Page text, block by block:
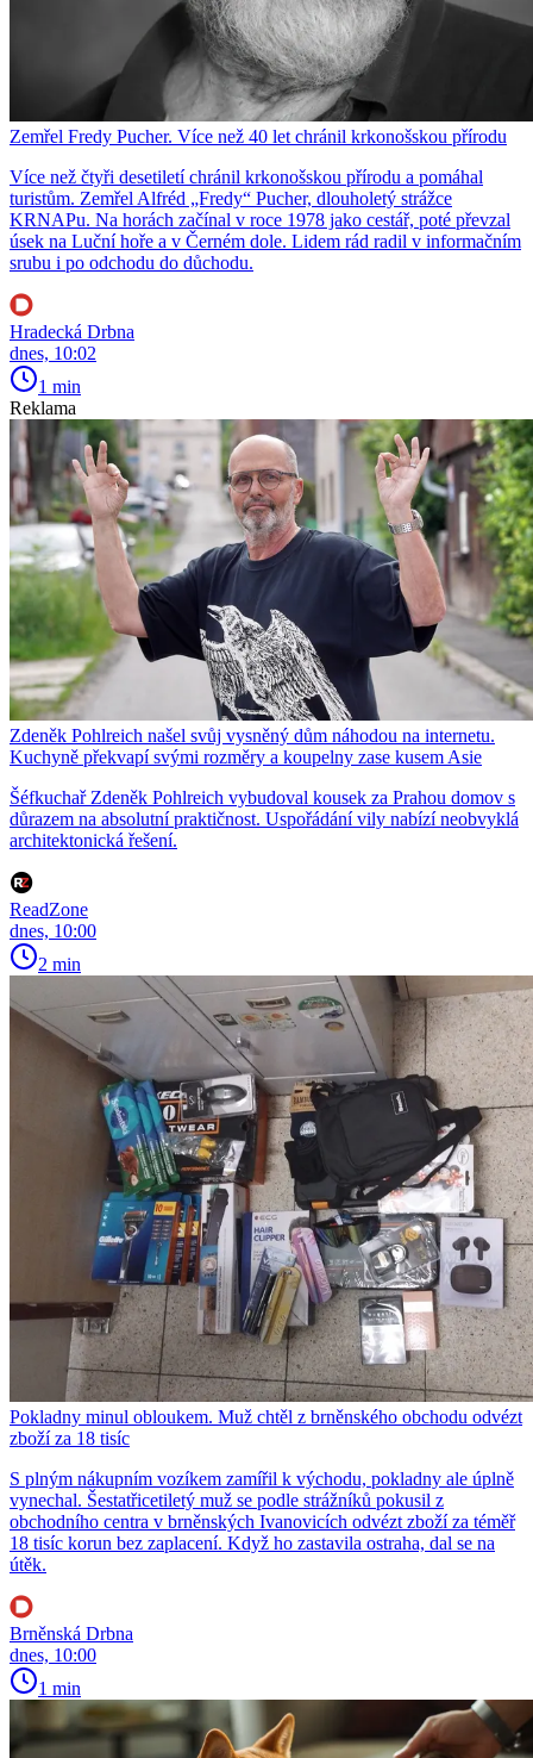
Zemřel Fredy Pucher. Více než 40 let chránil krkonošskou přírodu
Více než čtyři desetiletí chránil krkonošskou přírodu a pomáhal
turistům. Zemřel Alfréd „Fredy“ Pucher, dlouholetý strážce
KRNAPu. Na horách začínal v roce 1978 jako cestář, poté převzal
úsek na Luční hoře a v Černém dole. Lidem rád radil v informačním
srubu i po odchodu do důchodu.
Hradecká Drbna
dnes, 10:02
1 min
Reklama
Zdeněk Pohlreich našel svůj vysněný dům náhodou na internetu.
Kuchyně překvapí svými rozměry a koupelny zase kusem Asie
Šéfkuchař Zdeněk Pohlreich vybudoval kousek za Prahou domov s
důrazem na absolutní praktičnost. Uspořádání vily nabízí neobvyklá
architektonická řešení.
ReadZone
dnes, 10:00
2 min
Pokladny minul obloukem. Muž chtěl z brněnského obchodu odvézt
zboží za 18 tisíc
S plným nákupním vozíkem zamířil k východu, pokladny ale úplně
vynechal. Šestatřicetiletý muž se podle strážníků pokusil z
obchodního centra v brněnských Ivanovicích odvézt zboží za téměř
18 tisíc korun bez zaplacení. Když ho zastavila ostraha, dal se na
útěk.
Brněnská Drbna
dnes, 10:00
1 min